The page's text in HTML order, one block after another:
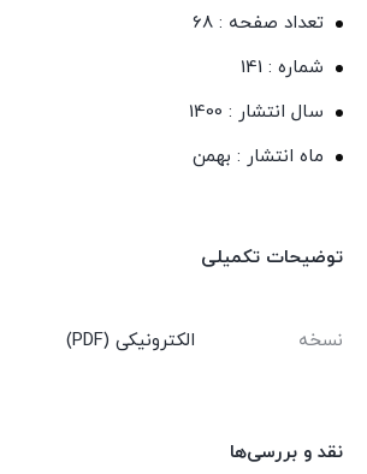
تعداد صفحه : 68
شماره : 141
سال انتشار : 1400
ماه انتشار : بهمن
توضیحات تکمیلی
نسخه الکترونیکی (PDF)
نقد و بررسی‌ها